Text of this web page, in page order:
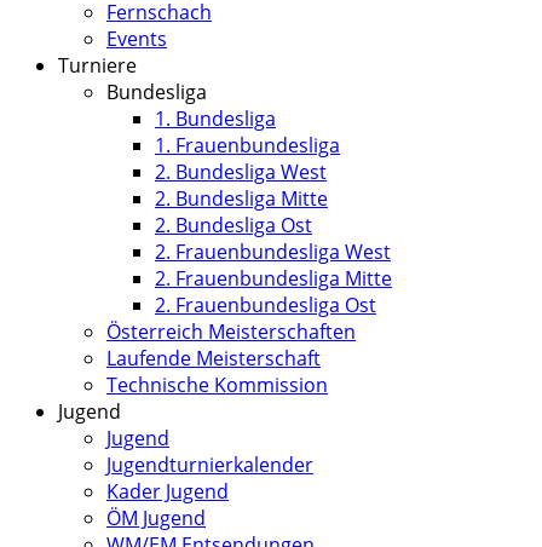
Fernschach
Events
Turniere
Bundesliga
1. Bundesliga
1. Frauenbundesliga
2. Bundesliga West
2. Bundesliga Mitte
2. Bundesliga Ost
2. Frauenbundesliga West
2. Frauenbundesliga Mitte
2. Frauenbundesliga Ost
Österreich Meisterschaften
Laufende Meisterschaft
Technische Kommission
Jugend
Jugend
Jugendturnierkalender
Kader Jugend
ÖM Jugend